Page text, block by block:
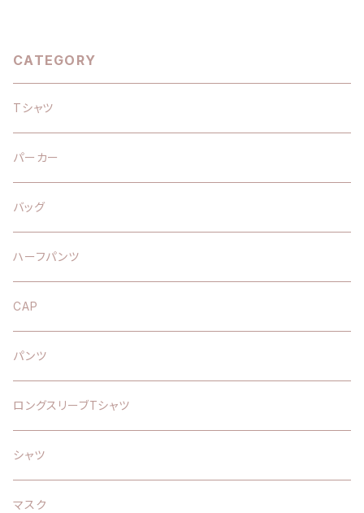
CATEGORY
Tシャツ
パーカー
バッグ
ハーフパンツ
CAP
パンツ
ロングスリーブTシャツ
シャツ
マスク